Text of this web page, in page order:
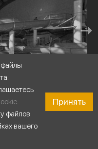
.
файлов
вашего
Принять